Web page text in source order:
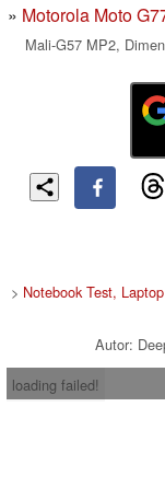
Motorola Moto
Mali-G57 MP2,
> Notebook Test,
Autor:
loading failed!